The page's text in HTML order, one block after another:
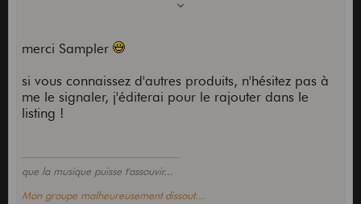
merci Sampler
si vous connaissez d'autres produits, n'hésitez pas à
me le signaler, j'éditerai pour le rajouter dans le
listing !
que la musique puisse t'assouvir...
Mon groupe malheureusement dissout...